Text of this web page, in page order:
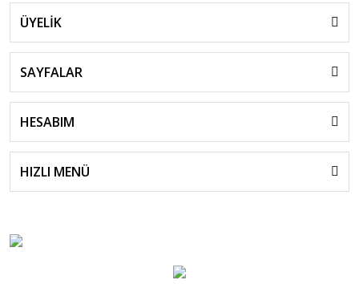
ÜYELİK
SAYFALAR
HESABIM
HIZLI MENÜ